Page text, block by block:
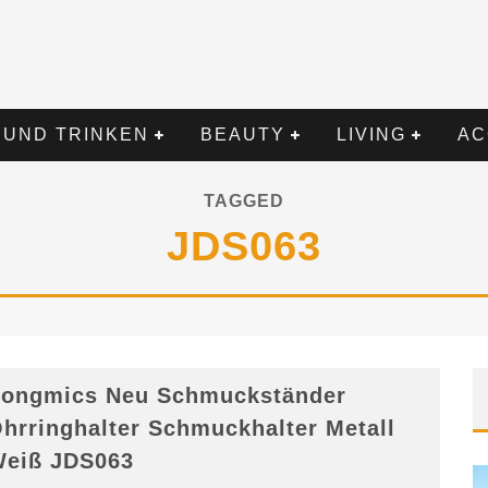
TRINKEN BEAUTY LIVING
TAGGED
JDS063
Neu Schmuckständer
Schmuckhalter Metall
JDS063